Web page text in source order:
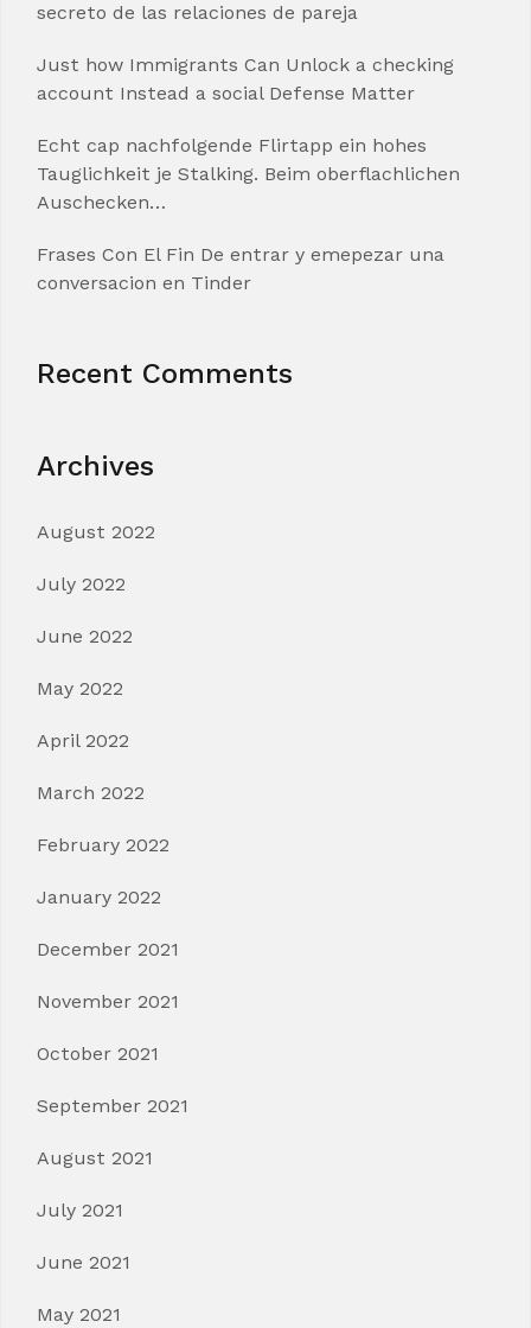
secreto de las relaciones de pareja
Just how Immigrants Can Unlock a checking
account Instead a social Defense Matter
Echt cap nachfolgende Flirtapp ein hohes
Tauglichkeit je Stalking. Beim oberflachlichen
Auschecken…
Frases Con El Fin De entrar y emepezar una
conversacion en Tinder
Recent Comments
Archives
August 2022
July 2022
June 2022
May 2022
April 2022
March 2022
February 2022
January 2022
December 2021
November 2021
October 2021
September 2021
August 2021
July 2021
June 2021
May 2021